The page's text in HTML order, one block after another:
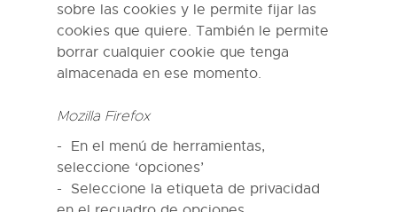
sobre las cookies y le permite fijar las
cookies que quiere. También le permite
borrar cualquier cookie que tenga
almacenada en ese momento.
Mozilla Firefox
En el menú de herramientas,
seleccione ‘opciones’
Seleccione la etiqueta de privacidad